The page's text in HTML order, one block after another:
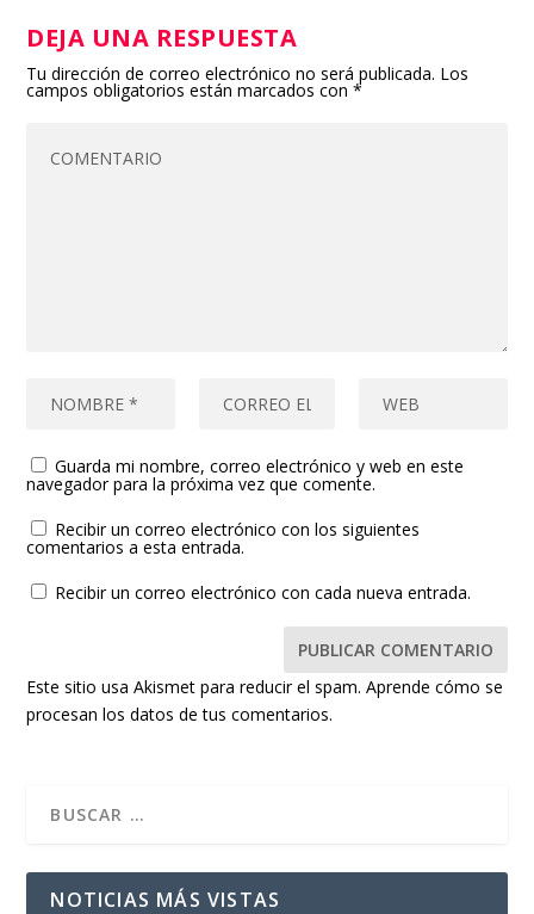
DEJA UNA RESPUESTA
Tu dirección de correo electrónico no será publicada. Los
campos obligatorios están marcados con*
Guarda mi nombre, correo electrónico y web en este
navegador para la próxima vez que comente.
Recibir un correo electrónico con los siguientes
comentarios a esta entrada.
Recibir un correo electrónico con cada nueva entrada.
Este sitio usa Akismet para reducir el spam.Aprende cómo se
procesan los datos de tus comentarios.
NOTICIAS MÁS VISTAS